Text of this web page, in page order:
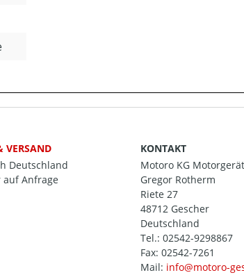
VERSAND
Deutschland
auf Anfrage
KONTAKT
Motoro KG
Gregor Rotherm
Riete 27
48712 Gescher
Deutschland
Tel.: 02542-9298867
Fax: 02542-7261
Mail: